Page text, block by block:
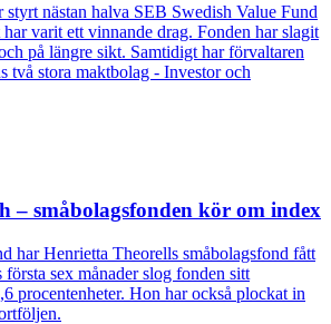
nästan halva SEB Swedish Value Fund
varit ett vinnande drag. Fonden har slagit
på längre sikt. Samtidigt har förvaltaren
två stora maktbolag - Investor och
– småbolagsfonden kör om index
har Henrietta Theorells småbolagsfond fått
sex månader slog fonden sitt
procentenheter. Hon har också plockat in